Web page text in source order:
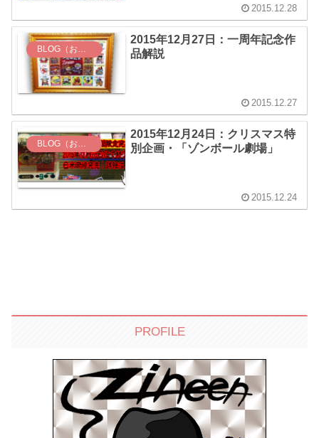
2015.12.28
BLOG（お知らせ）
2015年12月27日：一周年記念作
品解説
2015.12.27
BLOG（お知らせ）
2015年12月24日：クリスマス特
別企画・「ゾンボール劇場」
2015.12.24
PROFILE